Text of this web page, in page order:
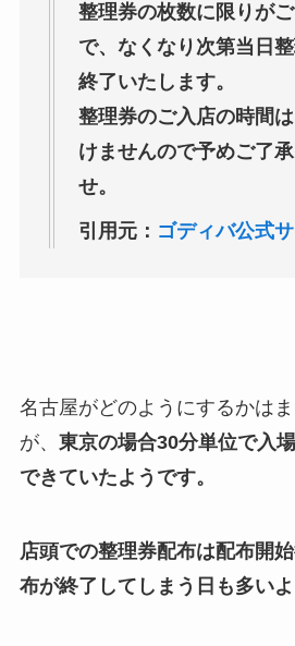
整理券の枚数に限りが
で、なくなり次第当日
終了いたします。
整理券のご入店の時間
けませんので予めご了
せ。
引用元： ゴディバ公式
名古屋がどのようにするかは
が、 東京の場合30分単位で入
できていたようです。
店頭での整理券配布は配布開
布が終了してしまう日も多いよ